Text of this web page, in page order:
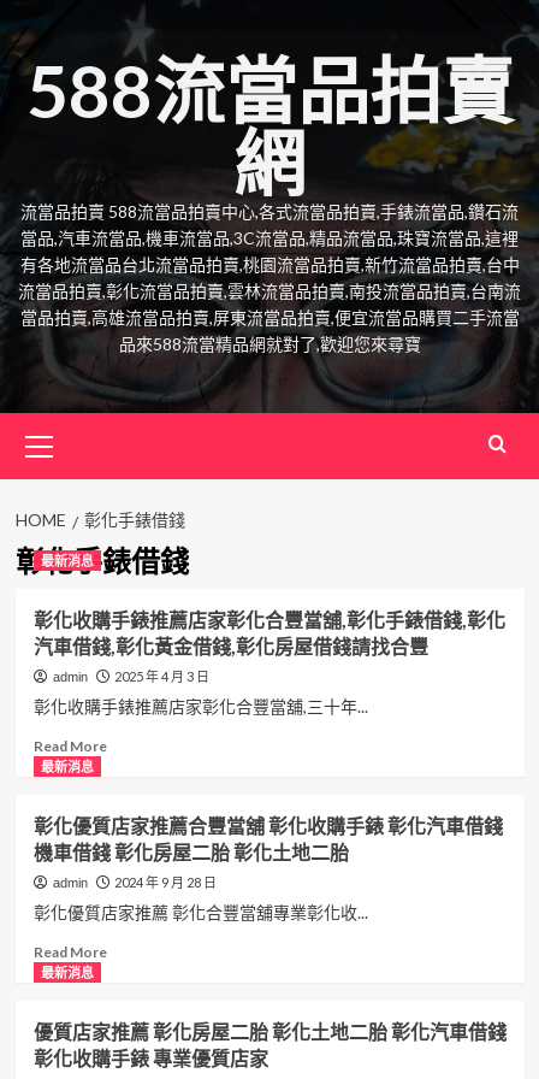
to
content
588流當品拍賣
網
流當品拍賣 588流當品拍賣中心,各式流當品拍賣,手錶流當品,鑽石流
當品,汽車流當品,機車流當品,3C流當品,精品流當品,珠寶流當品,這裡
有各地流當品台北流當品拍賣,桃園流當品拍賣,新竹流當品拍賣,台中
流當品拍賣,彰化流當品拍賣,雲林流當品拍賣,南投流當品拍賣,台南流
當品拍賣,高雄流當品拍賣,屏東流當品拍賣,便宜流當品購買二手流當
品來588流當精品網就對了,歡迎您來尋寶
Menu
HOME 彰化手錶借錢
彰化手錶借錢
最新消息
彰化收購手錶推薦店家彰化合豐當舖,彰化手錶借錢,彰化
汽車借錢,彰化黃金借錢,彰化房屋借錢請找合豐
admin 2025 年 4 月 3 日
彰化收購手錶推薦店家彰化合豐當舖,三十年...
Read MoreRead
彰
化
收
購
手
錶
推
家
彰
化
最新消息
彰化優質店家推薦合豐當舖 彰化收購手錶 彰化汽車借錢
機車借錢 彰化房屋二胎 彰化土地二胎
admin 2024 年 9 月 28 日
彰化優質店家推薦 彰化合豐當舖專業彰化收...
Read MoreRead
彰
化
優
最新消息
優質店家推薦 彰化房屋二胎 彰化土地二胎 彰化汽車借錢
彰化收購手錶 專業優質店家